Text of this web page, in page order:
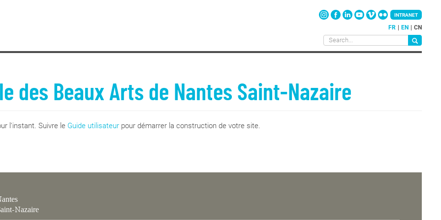
FR EN CN
INTRANET
des Beaux Arts de Nantes Saint-Nazaire
l'instant. Suivre le Guide utilisateur pour démarrer la construction de votre site.
Nazaire